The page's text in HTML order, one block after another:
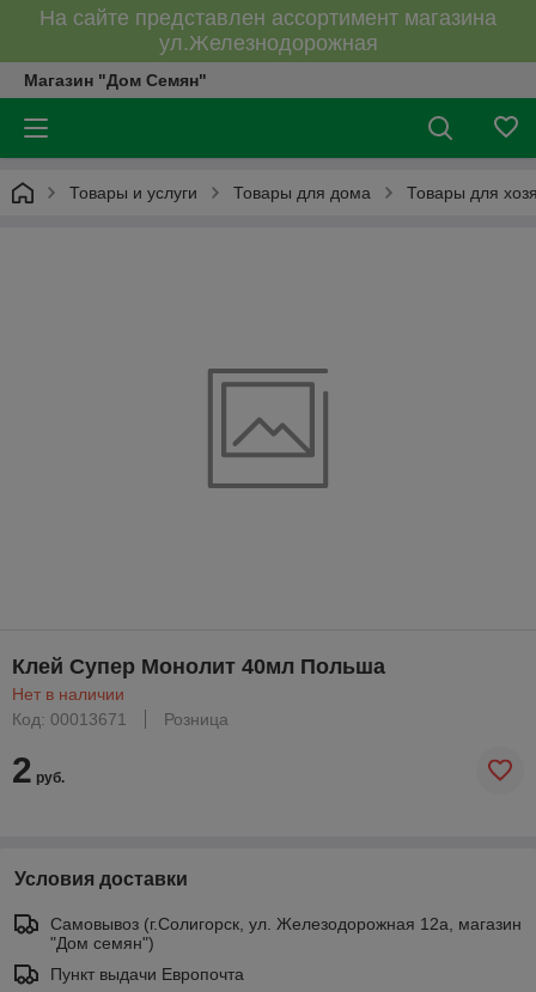
На сайте представлен ассортимент магазина
ул.Железнодорожная
Магазин "Дом Семян"
Товары и услуги Товары для дома Товары для
Клей Супер Монолит 40мл Польша
Нет в наличии
Код: 00013671
Розница
2 руб.
Условия доставки
Самовывоз (г.Солигорск, ул. Железодорожная 12а, магазин
"Дом семян")
Пункт выдачи Европочта